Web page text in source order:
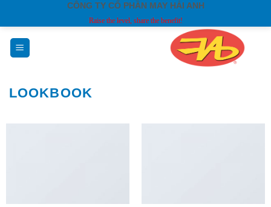
content
CÔNG TY CỔ PHẦN MAY HẢI ANH
Raise the level, share the benefit!
LOOKBOOK